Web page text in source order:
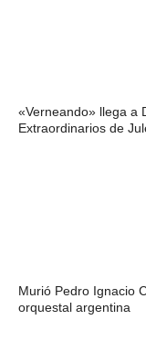
«Verneando» llega a
Extraordinarios de
Murió Pedro Ignacio
orquestal argentina